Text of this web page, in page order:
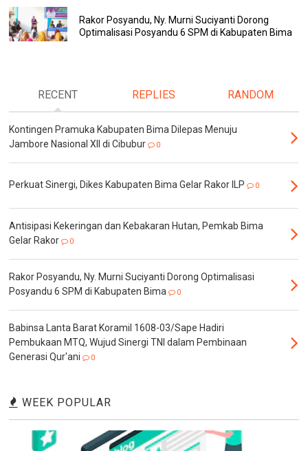
Rakor Posyandu, Ny. Murni Suciyanti Dorong
Optimalisasi Posyandu 6 SPM di Kabupaten Bima
RECENT REPLIES RANDOM
Kontingen Pramuka Kabupaten Bima Dilepas Menuju
Jambore Nasional XII di Cibubur
0
Perkuat Sinergi, Dikes Kabupaten Bima Gelar Rakor ILP 0
Antisipasi Kekeringan dan Kebakaran Hutan, Pemkab Bima
Gelar Rakor
0
Rakor Posyandu, Ny. Murni Suciyanti Dorong Optimalisasi
Posyandu 6 SPM di Kabupaten Bima
0
Babinsa Lanta Barat Koramil 1608-03/Sape Hadiri
Pembukaan MTQ, Wujud Sinergi TNI dalam Pembinaan
Generasi Qur'ani
0
WEEK POPULAR